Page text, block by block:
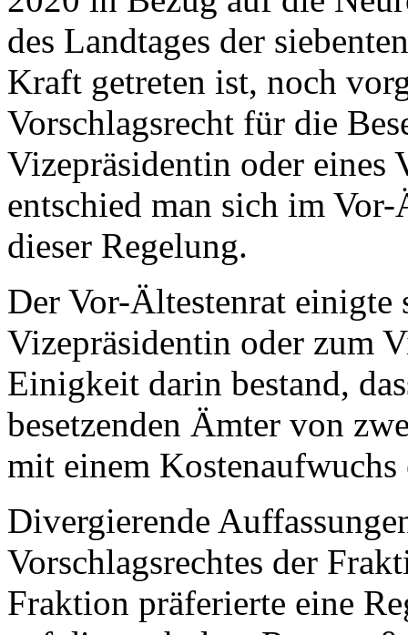
des Landtages der
Kraft getreten ist, noch
Vorschlagsrecht für die
Vizepräsidentin oder eines
entschied man sich im
dieser Regelung.
Der Vor-Ältestenrat einigte
Vizepräsidentin oder zum
Einigkeit darin bestand,
besetzenden Ämter von
mit einem Kostenaufwuchs
Divergierende
Vorschlagsrechtes der
Fraktion präferierte eine